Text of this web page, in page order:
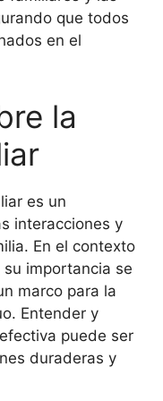
que todos
en el
la
es un
interacciones y
En el contexto
importancia se
marco para la
Entender y
puede ser
duraderas y